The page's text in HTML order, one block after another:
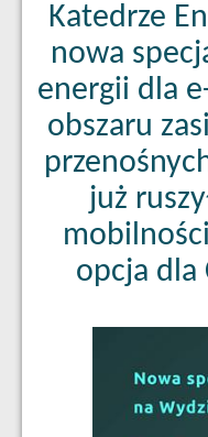
Katedrze
nowa
energii dla
obszaru
już
opcja dla